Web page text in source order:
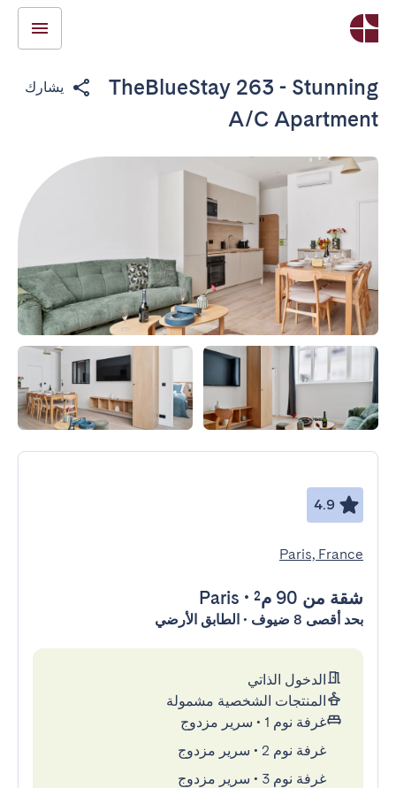
TheBlueStay 263 - Stunning
A/C Apartment
يشارك
4.9
Paris, France
شقة من 90 م² •
Paris
بحد أقصى 8 ضيوف • الطابق الأرضي
الدخول الذاتي
المنتجات الشخصية مشمولة
غرفة نوم 1
• سرير مزدوج
غرفة نوم 2
• سرير مزدوج
غرفة نوم 3
• سرير مزدوج